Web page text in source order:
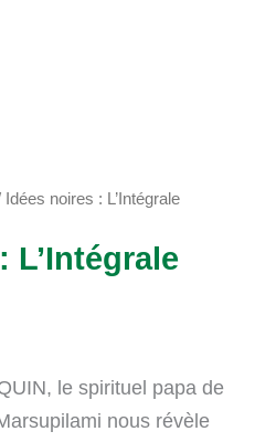
Idées noires : L’Intégrale
L’Intégrale
le spirituel papa de
nous révèle